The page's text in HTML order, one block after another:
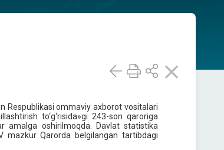
Respublikasi ommaviy axborot vositalari
to‘g‘risida»gi 243-son qaroriga
amalga oshirilmoqda. Davlat statistika
mazkur Qarorda belgilangan tartibdagi